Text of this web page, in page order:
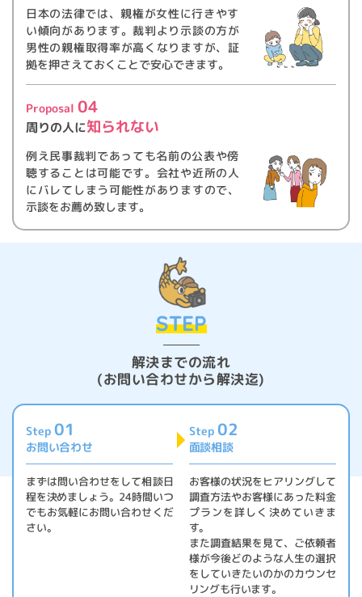
代表者 小林 武幸
滋賀県大津市大将軍3丁目10-12 ホワイトレイク103号B
Tel.077-511-9530
日本の法律では、親権が女性に行きやす
い傾向があります。裁判より示談の方が
男性の親権取得率が高くなりますが、証
拠を押さえておくことで安心できます。
Proposal 04
周りの人に知られない
例え民事裁判であっても名前の公表や傍
聴することは可能です。会社や近所の人
にバレてしまう可能性がありますので、
示談をお薦め致します。
STEP
解決までの流れ
(お問い合わせから解決迄)
Step 01
お問い合わせ
まずは問い合わせをして相談日
程を決めましょう。24時間いつ
でもお気軽にお問い合わせくだ
さい。
Step 02
面談相談
お客様の状況をヒアリングして
調査方法やお客様にあった料金
プランを詳しく決めていきま
す。
また調査結果を見て、ご依頼者
様が今後どのような人生の選択
をしていきたいのかのカウンセ
リングも行います。